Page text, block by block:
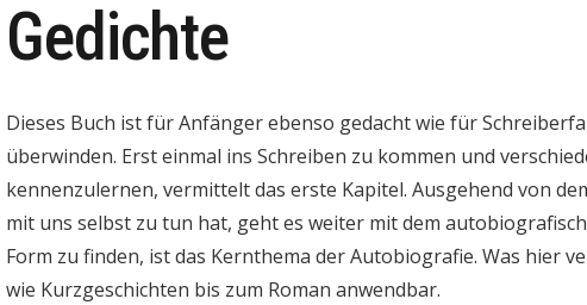
Gedichte
Dieses Buch ist für Anfänger ebenso gedacht wie für
überwinden. Erst einmal ins Schreiben zu kommen und
kennenzulernen, vermittelt das erste Kapitel. Ausgehend von
mit uns selbst zu tun hat, geht es weiter mit dem
Form zu finden, ist das Kernthema der Autobiografie. Was hier
wie Kurzgeschichten bis zum Roman anwendbar.